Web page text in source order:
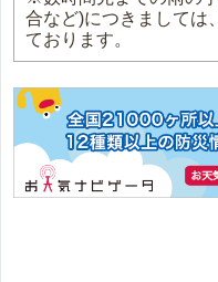
合など)につきましては
ております。